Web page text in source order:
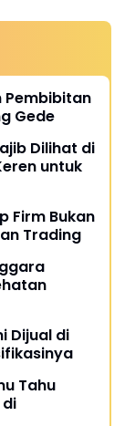
Pembibitan
Gede
Dilihat di
untuk
Firm Bukan
Trading
Dijual di
Tahu
di